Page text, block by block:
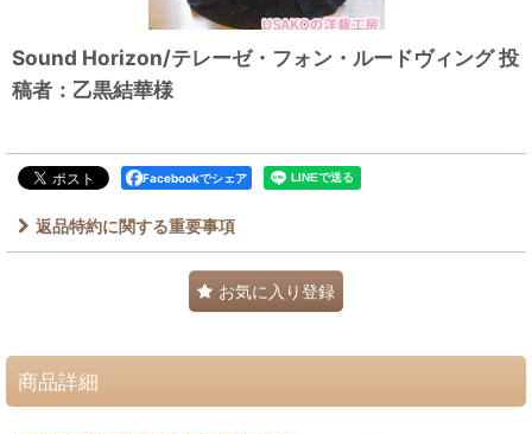
Sound Horizon/テレーゼ・フォン・ルードヴィング 投
稿者：乙黒結華様
Facebookでシェア
返品特約に関する重要事項
お気に入り登録
商品詳細